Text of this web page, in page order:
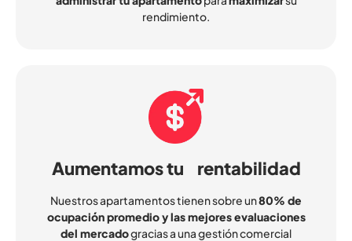
rendimiento.
Aumentamos tu rentabilidad
Nuestros apartamentos tienen sobre un80% de
ocupación promedio y las mejores evaluaciones
del mercadogracias a una gestión comercial